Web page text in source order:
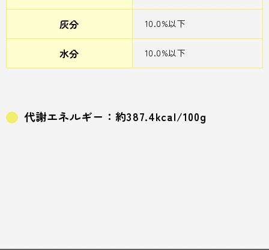
灰分 10.0%以下
水分 10.0%以下
代謝エネルギー：約387.4kcal/100g